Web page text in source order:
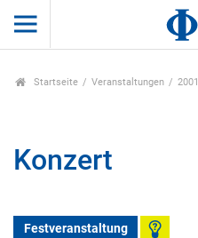
Startseite Veranstaltungen 2001
Konzert
Festveranstaltung